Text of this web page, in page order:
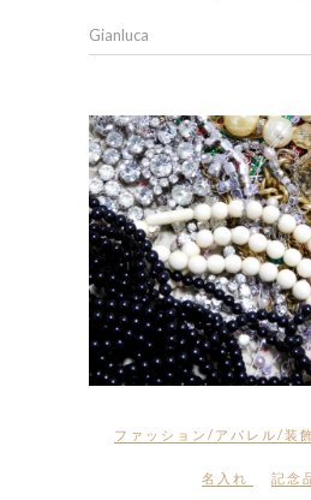
Gianluca
ファッション/アパレル/装
名入れ 記念